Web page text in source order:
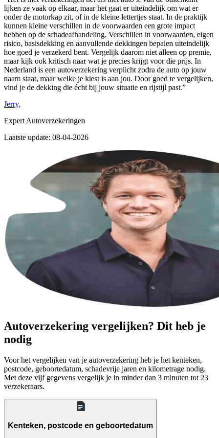
lijken ze vaak op elkaar, maar het gaat er uiteindelijk om wat er
onder de motorkap zit, of in de kleine lettertjes staat. In de praktijk
kunnen kleine verschillen in de voorwaarden een grote impact
hebben op de schadeafhandeling. Verschillen in voorwaarden, eigen
risico, basisdekking en aanvullende dekkingen bepalen uiteindelijk
hoe goed je verzekerd bent. Vergelijk daarom niet alleen op premie,
maar kijk ook kritisch naar wat je precies krijgt voor die prijs. In
Nederland is een autoverzekering verplicht zodra de auto op jouw
naam staat, maar welke je kiest is aan jou. Door goed te vergelijken,
vind je de dekking die écht bij jouw situatie en rijstijl past.”
Jerry,
Expert Autoverzekeringen
Laatste update: 08-04-2026
Autoverzekering vergelijken? Dit heb je
nodig
Voor het vergelijken van je autoverzekering heb je het kenteken,
postcode, geboortedatum, schadevrije jaren en kilometrage nodig.
Met deze vijf gegevens vergelijk je in minder dan 3 minuten tot 23
verzekeraars.
Kenteken, postcode en geboortedatum